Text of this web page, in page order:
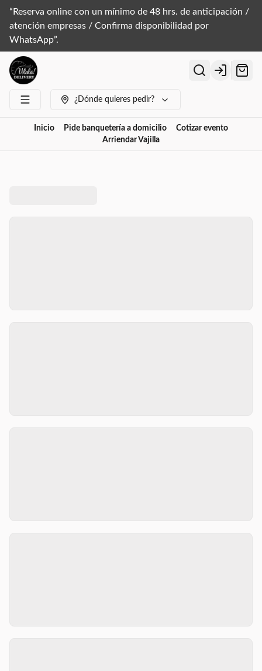
“Reserva online con un mínimo de 48 hrs. de anticipación /
atención empresas / Confirma disponibilidad por
WhatsApp”.
Login
¿Dónde quieres pedir?
Inicio Pide banquetería a domicilio
Cotizar evento
Arriendar Vajilla